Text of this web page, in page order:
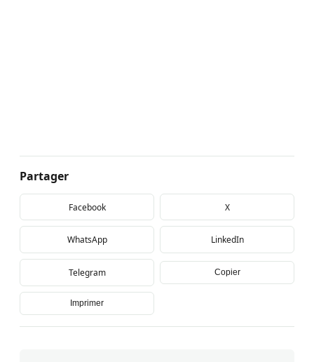
Partager
Facebook X
WhatsApp LinkedIn
Telegram Copier
Imprimer